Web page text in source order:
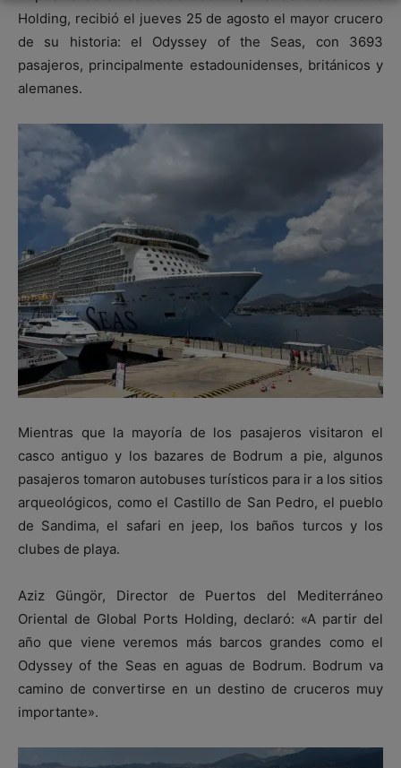
Holding, recibió el jueves 25 de agosto el mayor crucero
de su historia: el Odyssey of the Seas, con 3693
pasajeros, principalmente estadounidenses, británicos y
alemanes.
Mientras que la mayoría de los pasajeros visitaron el
casco antiguo y los bazares de Bodrum a pie, algunos
pasajeros tomaron autobuses turísticos para ir a los sitios
arqueológicos, como el Castillo de San Pedro, el pueblo
de Sandima, el safari en jeep, los baños turcos y los
clubes de playa.
Aziz Güngör, Director de Puertos del Mediterráneo
Oriental de Global Ports Holding, declaró: «A partir del
año que viene veremos más barcos grandes como el
Odyssey of the Seas en aguas de Bodrum. Bodrum va
camino de convertirse en un destino de cruceros muy
importante».